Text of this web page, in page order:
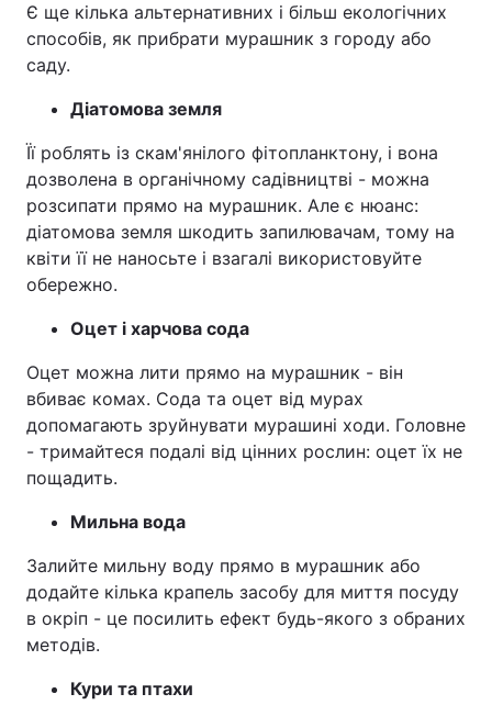
Є ще кілька альтернативних і більш екологічних
способів, як прибрати мурашник з городу або
саду.
Діатомова земля
Її роблять із скам'янілого фітопланктону, і вона
дозволена в органічному садівництві - можна
розсипати прямо на мурашник. Але є нюанс:
діатомова земля шкодить запилювачам, тому на
квіти її не наносьте і взагалі використовуйте
обережно.
Оцет і харчова сода
Оцет можна лити прямо на мурашник - він
вбиває комах. Сода та оцет від мурах
допомагають зруйнувати мурашині ходи. Головне
- тримайтеся подалі від цінних рослин: оцет їх не
пощадить.
Мильна вода
Залийте мильну воду прямо в мурашник або
додайте кілька крапель засобу для миття посуду
в окріп - це посилить ефект будь-якого з обраних
методів.
Кури та птахи